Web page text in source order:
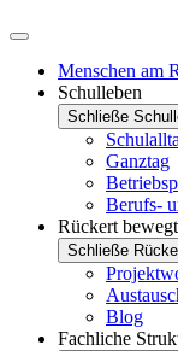
Menschen am
Schulleben
Schließe
Ganztag
Berufs-
Rückert bewegt
Schließe
Blog
Fachliche